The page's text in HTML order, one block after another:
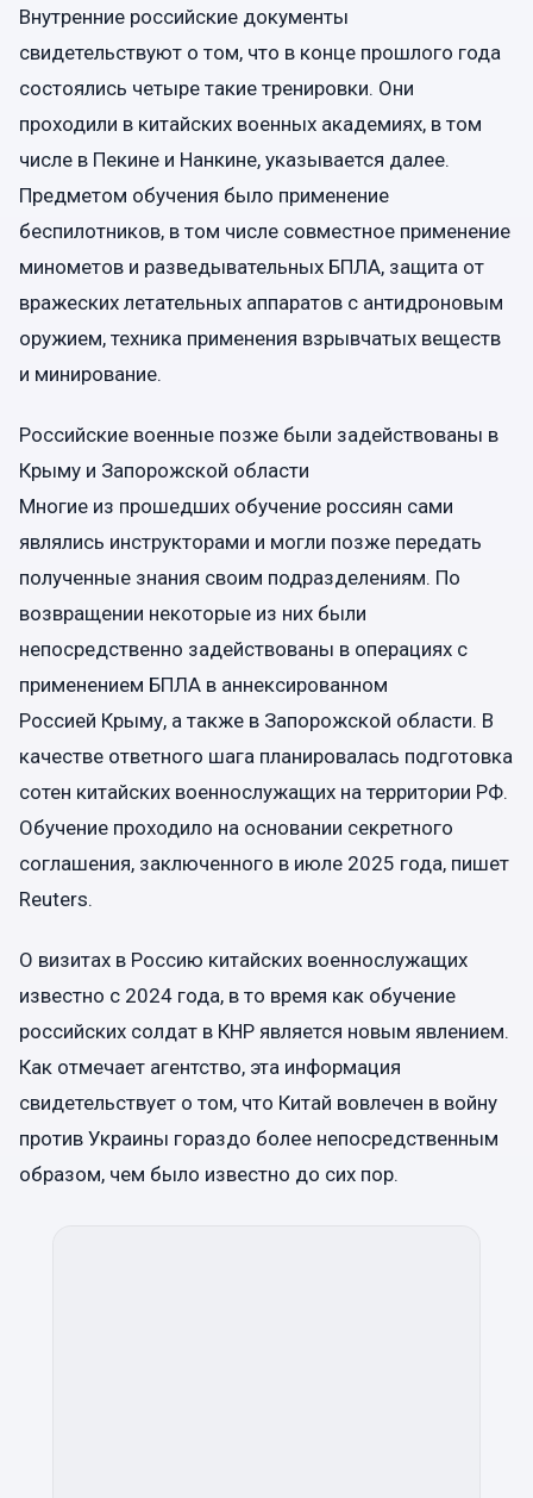
Внутренние российские документы
свидетельствуют о том, что в конце прошлого года
состоялись четыре такие тренировки. Они
проходили в китайских военных академиях, в том
числе в Пекине и Нанкине, указывается далее.
Предметом обучения было применение
беспилотников, в том числе совместное применение
минометов и разведывательных БПЛА, защита от
вражеских летательных аппаратов с антидроновым
оружием, техника применения взрывчатых веществ
и минирование.
Российские военные позже были задействованы в
Крыму и Запорожской области
Многие из прошедших обучение россиян сами
являлись инструкторами и могли позже передать
полученные знания своим подразделениям. По
возвращении некоторые из них были
непосредственно задействованы в операциях с
применением БПЛА в аннексированном
Россией Крыму, а также в Запорожской области. В
качестве ответного шага планировалась подготовка
сотен китайских военнослужащих на территории РФ.
Обучение проходило на основании секретного
соглашения, заключенного в июле 2025 года, пишет
Reuters.
О визитах в Россию китайских военнослужащих
известно с 2024 года, в то время как обучение
российских солдат в КНР является новым явлением.
Как отмечает агентство, эта информация
свидетельствует о том, что Китай вовлечен в войну
против Украины гораздо более непосредственным
образом, чем было известно до сих пор.